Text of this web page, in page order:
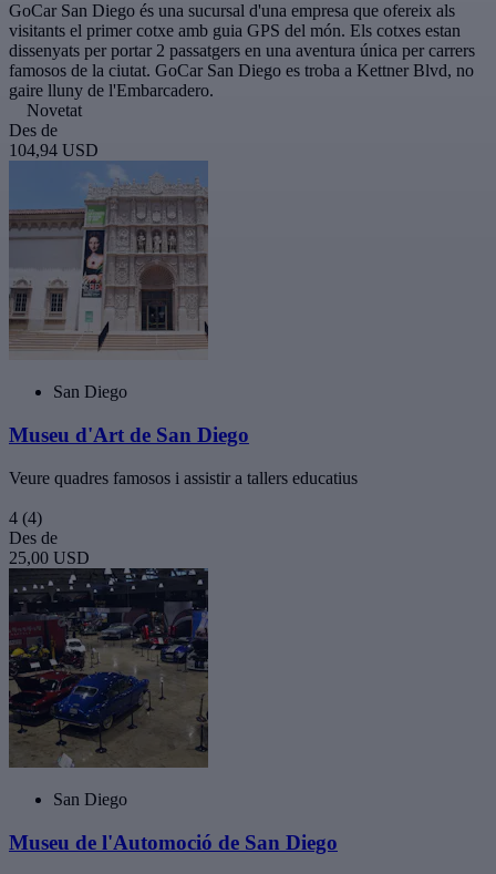
GoCar San Diego és una sucursal d'una empresa que ofereix als
visitants el primer cotxe amb guia GPS del món. Els cotxes estan
dissenyats per portar 2 passatgers en una aventura única per carrers
famosos de la ciutat. GoCar San Diego es troba a Kettner Blvd, no
gaire lluny de l'Embarcadero.
Novetat
Des de
104,94 USD
San Diego
Museu d'Art de San Diego
Veure quadres famosos i assistir a tallers educatius
4 (4)
Des de
25,00 USD
San Diego
Museu de l'Automoció de San Diego